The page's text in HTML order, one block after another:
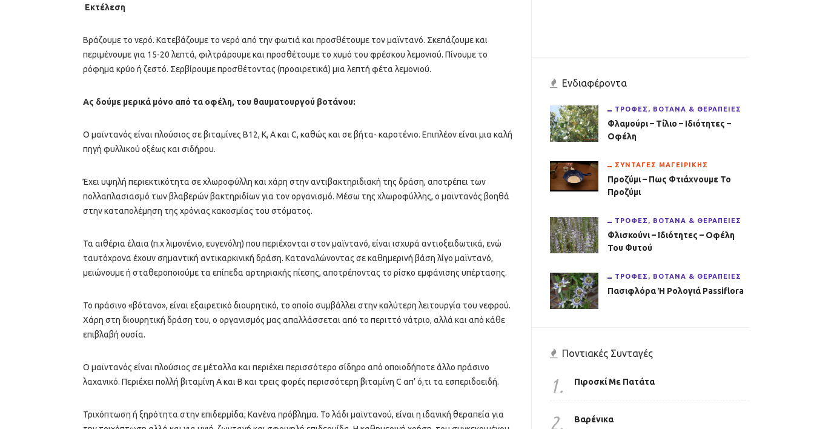
Εκτέλεση
Βράζουμε το νερό. Κατεβάζουμε το νερό από την φωτιά και προσθέτουμε τον μαϊντανό. Σκεπάζουμε και
περιμένουμε για 15-20 λεπτά, φιλτράρουμε και προσθέτουμε το χυμό του φρέσκου λεμονιού. Πίνουμε το
ρόφημα κρύο ή ζεστό. Σερβίρουμε προσθέτοντας (προαιρετικά) μια λεπτή φέτα λεμονιού.
Ας δούμε μερικά μόνο από τα οφέλη, του θαυματουργού βοτάνου:
Ο μαϊντανός είναι πλούσιος σε βιταμίνες Β12, Κ, Α και C, καθώς και σε βήτα- καροτένιο. Επιπλέον είναι μια καλή
πηγή φυλλικού οξέως και σιδήρου.
Έχει υψηλή περιεκτικότητα σε χλωροφύλλη και χάρη στην αντιβακτηριδιακή της δράση, αποτρέπει των
πολλαπλασιασμό των βλαβερών βακτηριδίων για τον οργανισμό. Μέσω της χλωροφύλλης, ο μαϊντανός βοηθά
στην καταπολέμηση της χρόνιας κακοσμίας του στόματος.
Τα αιθέρια έλαια (π.χ λιμονένιο, ευγενόλη) που περιέχονται στον μαϊντανό, είναι ισχυρά αντιοξειδωτικά, ενώ
ταυτόχρονα έχουν σημαντική αντικαρκινική δράση. Καταναλώνοντας σε καθημερινή βάση λίγο μαϊντανό,
μειώνουμε ή σταθεροποιούμε τα επίπεδα αρτηριακής πίεσης, αποτρέποντας το ρίσκο εμφάνισης υπέρτασης.
Το πράσινο «βότανο», είναι εξαιρετικό διουρητικό, το οποίο συμβάλλει στην καλύτερη λειτουργία του νεφρού.
Χάρη στη διουρητική δράση του, ο οργανισμός μας απαλλάσσεται από το περιττό νάτριο, αλλά και από κάθε
επιβλαβή ουσία.
Ο μαϊντανός είναι πλούσιος σε μέταλλα και περιέχει περισσότερο σίδηρο από οποιοδήποτε άλλο πράσινο
λαχανικό. Περιέχει πολλή βιταμίνη Α και Β και τρεις φορές περισσότερη βιταμίνη C απ’ ό,τι τα εσπεριδοειδή.
Τριχόπτωση ή ξηρότητα στην επιδερμίδα; Κανένα πρόβλημα. Το λάδι μαϊντανού, είναι η ιδανική θεραπεία για
Ενδιαφέροντα
ΤΡΟΦΈΣ, ΒΌΤΑΝΑ & ΘΕΡΑΠΕΊΕΣ
Φλαμούρι – Τίλιο – Ιδιότητες –
Οφέλη
ΣΥΝΤΑΓΈΣ ΜΑΓΕΙΡΙΚΉΣ
Προζύμι – Πως Φτιάχνουμε Το
Προζύμι
ΤΡΟΦΈΣ, ΒΌΤΑΝΑ & ΘΕΡΑΠΕΊΕΣ
Φλισκούνι – Ιδιότητες – Οφέλη
Του Φυτού
ΤΡΟΦΈΣ, ΒΌΤΑΝΑ & ΘΕΡΑΠΕΊΕΣ
Πασιφλόρα Ή Ρολογιά Passiflora
Ποντιακές Συνταγές
1. Πιροσκί Με Πατάτα
2. Βαρένικα